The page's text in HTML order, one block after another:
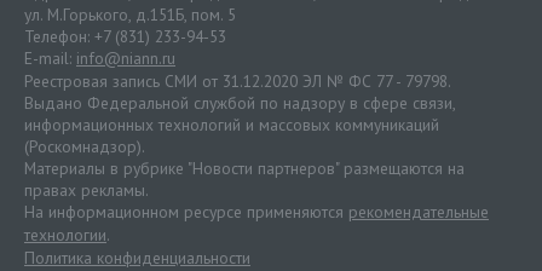
ул. М.Горького, д.151Б, пом. 5
Телефон: +7 (831) 233-94-53
E-mail: info@niann.ru
Реестровая запись СМИ от 31.12.2020 ЭЛ № ФС 77 - 79798.
Выдано Федеральной службой по надзору в сфере связи,
информационных технологий и массовых коммуникаций
(Роскомнадзор).
Материалы в рубрике "Новости партнеров" размещаются на
правах рекламы.
На информационном ресурсе применяются рекомендательные
технологии.
Политика конфиденциальности